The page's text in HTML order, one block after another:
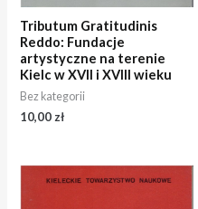
Tributum Gratitudinis
Reddo: Fundacje
artystyczne na terenie
Kielc w XVII i XVIII wieku
Bez kategorii
10,00zł